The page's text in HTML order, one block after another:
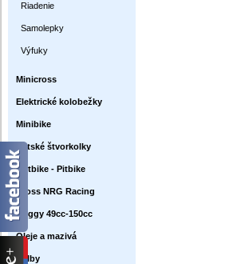
Riadenie
Samolepky
Výfuky
Minicross
Elektrické kolobežky
Minibike
Detské štvorkolky
Dirtbike - Pitbike
Cross NRG Racing
Buggy 49cc-150cc
Oleje a mazivá
Prilby